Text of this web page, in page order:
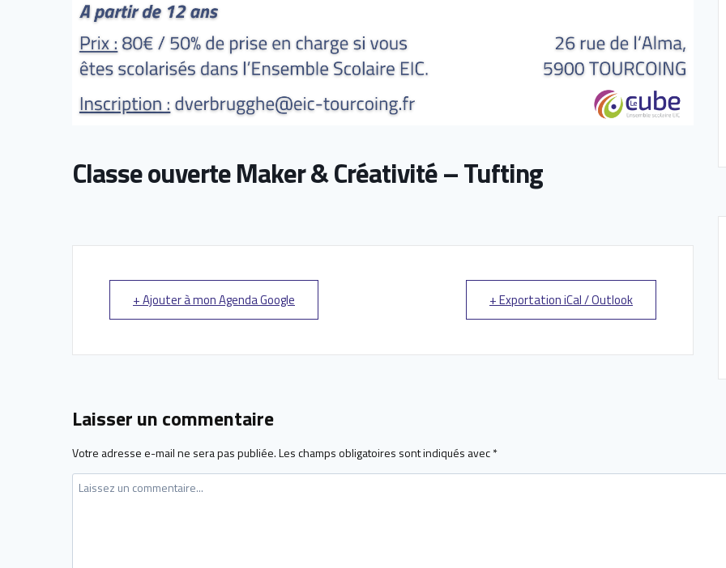
Classe ouverte Maker & Créativité – Tufting
+ Ajouter à mon Agenda Google + Exportation iCal / Outlook
Laisser un commentaire
Votre adresse e-mail ne sera pas publiée.Les champs obligatoires sont indiqués avec*